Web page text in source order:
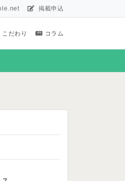
掲載申込
こだわり コラム